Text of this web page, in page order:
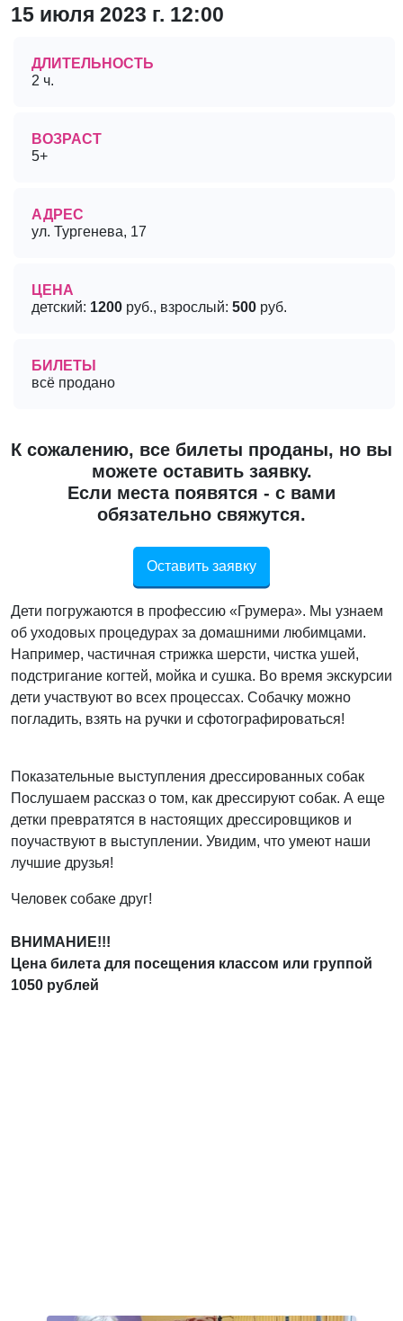
15 июля 2023 г. 12:00
ДЛИТЕЛЬНОСТЬ
2 ч.
ВОЗРАСТ
5+
АДРЕС
ул. Тургенева, 17
ЦЕНА
детский: 1200 руб., взрослый: 500 руб.
БИЛЕТЫ
всё продано
К сожалению, все билеты проданы, но вы
можете оставить заявку.
Если места появятся - с вами
обязательно свяжутся.
Оставить заявку
Дети погружаются в профессию «Грумера». Мы узнаем
об уходовых процедурах за домашними любимцами.
Например, частичная стрижка шерсти, чистка ушей,
подстригание когтей, мойка и сушка. Во время экскурсии
дети участвуют во всех процессах. Собачку можно
погладить, взять на ручки и сфотографироваться!
Показательные выступления дрессированных собак
Послушаем рассказ о том, как дрессируют собак. А еще
детки превратятся в настоящих дрессировщиков и
поучаствуют в выступлении. Увидим, что умеют наши
лучшие друзья!
Человек собаке друг!
ВНИМАНИЕ!!!
Цена билета для посещения классом или группой
1050 рублей